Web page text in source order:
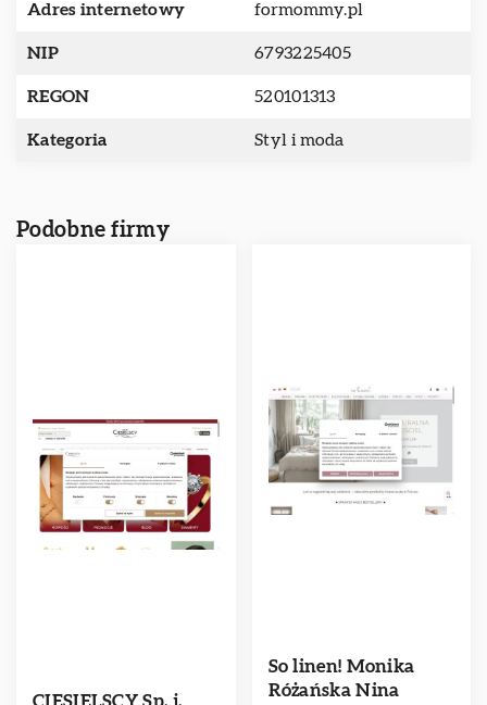
Adres internetowy formommy.pl
NIP 6793225405
REGON 520101313
Kategoria Styl i moda
Podobne firmy
CIESIELSCY Sp. j.
So linen! Monika
Różańska Nina